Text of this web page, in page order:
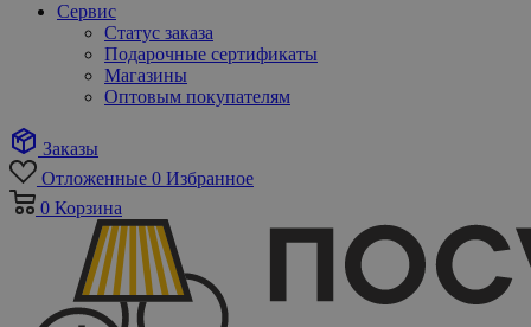
Сервис
Статус заказа
Подарочные сертификаты
Магазины
Оптовым покупателям
Заказы
Отложенные 0 Избранное
0 Корзина